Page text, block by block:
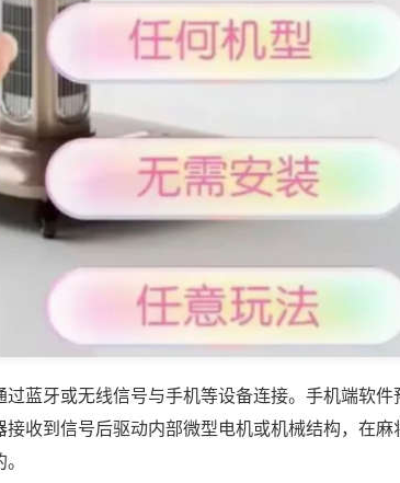
蓝牙或无线信号与手机等设备连接。手机端软件
收到信号后驱动内部微型电机或机械结构，在麻